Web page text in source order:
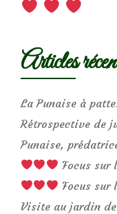
Articles
La Punaise à
Rétrospective de
Punaise,
Focus sur
Focus sur
Visite au jardin